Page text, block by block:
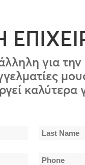
για
Phone